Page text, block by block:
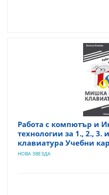
Работа с компютър и
технологии за 1., 2.,
клавиатура Учебни
НОВА ЗВЕЗДА